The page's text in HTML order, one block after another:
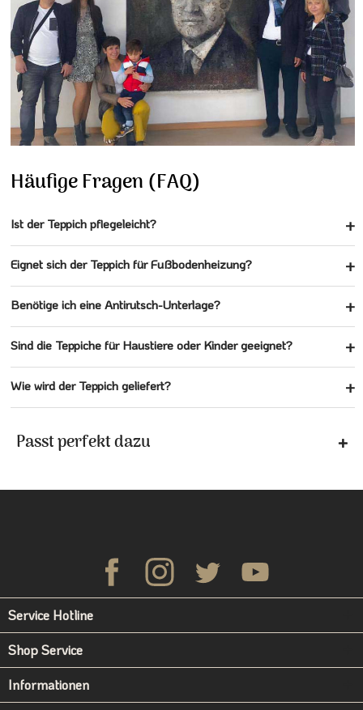
Häufige Fragen (FAQ)
Ist der Teppich pflegeleicht?
Eignet sich der Teppich für Fußbodenheizung?
Benötige ich eine Antirutsch-Unterlage?
Sind die Teppiche für Haustiere oder Kinder geeignet?
Wie wird der Teppich geliefert?
Passt perfekt dazu
Service Hotline
Shop Service
Informationen